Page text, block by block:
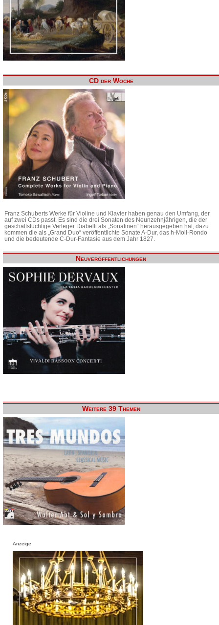
CD der Woche
Franz Schuberts Werke für Violine und Klavier haben genau den Umfang, der
auf zwei CDs passt. Es sind die drei Sonaten des Neunzehnjährigen, die der
geschäftstüchtige Verleger Diabelli als „Sonatinen“ herausgegeben hat, dazu
kommen die als „Grand Duo“ veröffentlichte Sonate A-Dur, das h-Moll-Rondo
und die bedeutende C-Dur-Fantasie aus dem Jahr 1827.
Neuveröffentlichungen
Weitere 39 Themen
Anzeige